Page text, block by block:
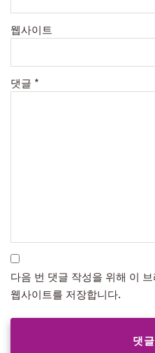
웹사이트
댓글 *
다음 번 댓글 작성을 위해 이
웹사이트를 저장합니다.